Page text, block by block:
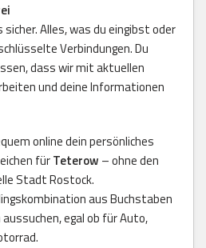
Alles, was du eingibst oder
Verbindungen. Du
dass wir mit aktuellen
und deine Informationen
online dein persönliches
fürTeterow – ohne den
Stadt Rostock.
aus Buchstaben
egal ob für Auto,